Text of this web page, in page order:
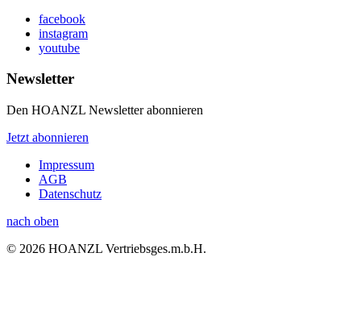
facebook
instagram
youtube
Newsletter
Den HOANZL Newsletter abonnieren
Jetzt abonnieren
Impressum
AGB
Datenschutz
nach oben
© 2026 HOANZL Vertriebsges.m.b.H.